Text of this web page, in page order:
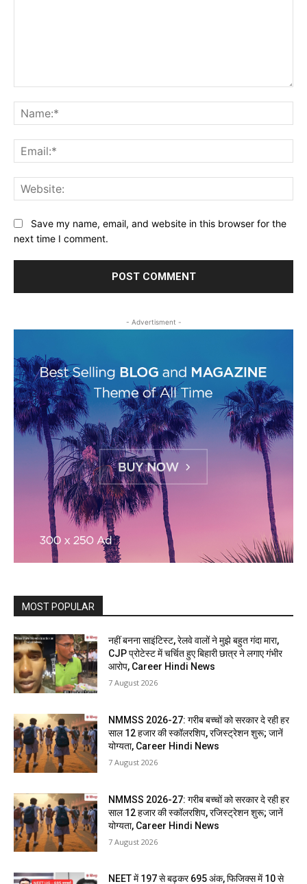
Save my name, email, and website in this browser for the
next time I comment.
- Advertisment -
MOST POPULAR
नहीं बनना साइंटिस्ट, रेलवे वालों ने मुझे बहुत गंदा मारा,
CJP प्रोटेस्ट में चर्चित हुए बिहारी छात्र ने लगाए गंभीर
आरोप, Career Hindi News
7 August 2026
NMMSS 2026-27: गरीब बच्चों को सरकार दे रही हर
साल 12 हजार की स्कॉलरशिप, रजिस्ट्रेशन शुरू; जानें
योग्यता, Career Hindi News
7 August 2026
NMMSS 2026-27: गरीब बच्चों को सरकार दे रही हर
साल 12 हजार की स्कॉलरशिप, रजिस्ट्रेशन शुरू; जानें
योग्यता, Career Hindi News
7 August 2026
NEET में 197 से बढ़कर 695 अंक, फिजिक्स में 10 से